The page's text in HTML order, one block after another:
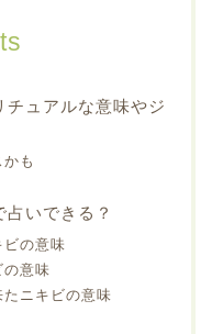
ュアルな意味やジ
も
いできる？
の意味
意味
ニキビの意味